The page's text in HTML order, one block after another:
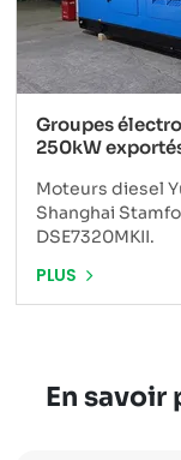
Groupes
250kW
Moteurs diesel
Shanghai
DSE7320MKII.
PLUS
En savoir